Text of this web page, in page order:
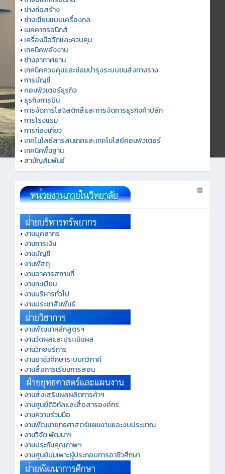
• ช่างก่อสร้าง
• ช่างเขียนแบบเครื่องกล
• เมคคาทรอนิกส์
• เครื่องมือวัดและควบคุม
• เทคนิคพลังงาน
• ช่างอากาศยาน
• เทคนิคควบคุมและซ่อมบำรุงระบบขนส่งทางราง
•การบัญชี
• คอมพิวเตอร์ธุรกิจ
• ธุรกิจการบิน
•การจัดการโลจิสติกส์และการจัดการธุรกิจค้าปลีก
•การโรงแรม
•การท่องเที่ยว
• เทคโนโลยีสารสนเทศและเทคโนโลยีคอมพิวเตอร์
• เทคนิคพื้นฐาน
• สามัญสัมพันธ์
•งานบุคลากร
•งานการเงิน
•งานบัญชี
•งานพัสดุ
•งานอาคารสถานที่
•งานทะเบียน
•งานบริหารทั่วไป
•งานประชาสัมพันธ์
•งานพัฒนาหลักสูตรฯ
•งานวัดผลและประเมินผล
•งานวิทยบริการ
•งานอาชีวศึกษาระบบทวิภาคี
•งานสื่อการเรียนการสอน
•งานส่งเสริมผลผลิตการค้าฯ
•งานศูนย์ดิจิทัลและสื่อสารองค์กร
•งานความร่วมมือ
•งานพัฒนายุทธศาสตร์แผนงานและงบประมาณ
•งานวิจัย พัฒนาฯ
•งานประกันคุณภาพฯ
•งานศูนย์บ่มเพาะผู้ประกอบการอาชีวศึกษา